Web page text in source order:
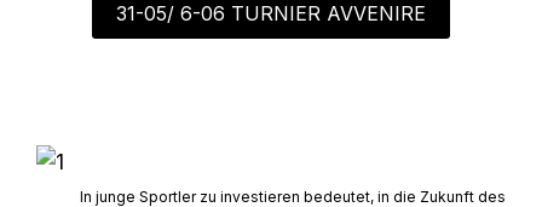
31-05/ 6-06 TURNIER AVVENIRE
In junge Sportler zu investieren bedeutet, in die Zukunft des